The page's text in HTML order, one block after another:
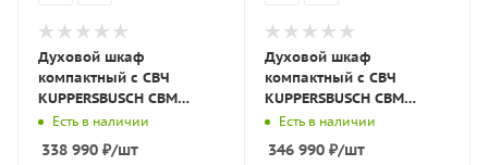
Духовой шкаф
компактный с СВЧ
KUPPERSBUSCH CBM
6350.0 S7 чёрное
стекло/Copper
Есть в наличии
338 990 ₽/шт
Духовой шкаф
компактный с СВЧ
KUPPERSBUSCH CBM
6550.0 S3 чёрное
стекло/Silver Chrome
Есть в наличии
346 990₽/шт